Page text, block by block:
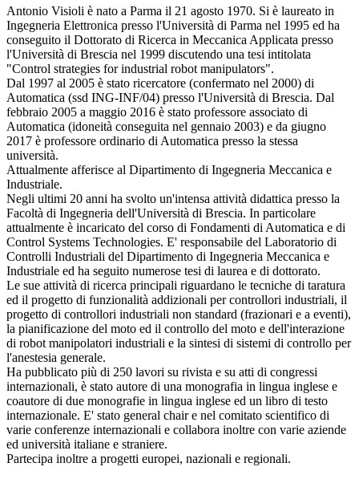
Antonio Visioli è nato a Parma il 21 agosto 1970. Si è laureato in
Ingegneria Elettronica presso l'Università di Parma nel 1995 ed ha
conseguito il Dottorato di Ricerca in Meccanica Applicata presso
l'Università di Brescia nel 1999 discutendo una tesi intitolata
"Control strategies for industrial robot manipulators".
Dal 1997 al 2005 è stato ricercatore (confermato nel 2000) di
Automatica (ssd ING-INF/04) presso l'Università di Brescia. Dal
febbraio 2005 a maggio 2016 è stato professore associato di
Automatica (idoneità conseguita nel gennaio 2003) e da giugno
2017 è professore ordinario di Automatica presso la stessa
università.
Attualmente afferisce al Dipartimento di Ingegneria Meccanica e
Industriale.
Negli ultimi 20 anni ha svolto un'intensa attività didattica presso la
Facoltà di Ingegneria dell'Università di Brescia. In particolare
attualmente è incaricato del corso di Fondamenti di Automatica e di
Control Systems Technologies. E' responsabile del Laboratorio di
Controlli Industriali del Dipartimento di Ingegneria Meccanica e
Industriale ed ha seguito numerose tesi di laurea e di dottorato.
Le sue attività di ricerca principali riguardano le tecniche di taratura
ed il progetto di funzionalità addizionali per controllori industriali, il
progetto di controllori industriali non standard (frazionari e a eventi),
la pianificazione del moto ed il controllo del moto e dell'interazione
di robot manipolatori industriali e la sintesi di sistemi di controllo per
l'anestesia generale.
Ha pubblicato più di 250 lavori su rivista e su atti di congressi
internazionali, è stato autore di una monografia in lingua inglese e
coautore di due monografie in lingua inglese ed un libro di testo
internazionale. E' stato general chair e nel comitato scientifico di
varie conferenze internazionali e collabora inoltre con varie aziende
ed università italiane e straniere.
Partecipa inoltre a progetti europei, nazionali e regionali.